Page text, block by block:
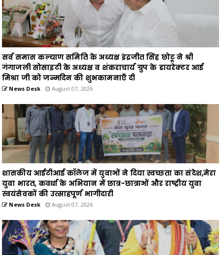
सर्व समास कल्याण समिति के अध्यक्ष इंद्रजीत सिंह छोटू ने श्री
गंगाजली सोसाइटी के अध्यक्ष व शंकराचार्य ग्रुप के डायरेक्टर आई
मिश्रा जी को जन्मदिन की शुभकामनाएँ दी
News Desk August 07, 2026
शासकीय आईटीआई कॉलेज में युवाओं ने दिया स्वच्छता का संदेश,मेरा
युवा भारत, कवर्धा के अभियान में छात्र-छात्राओं और राष्ट्रीय युवा
स्वयंसेवकों की उत्साहपूर्ण भागीदारी
News Desk August 07, 2026